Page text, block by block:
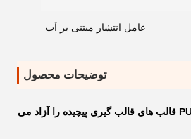
عامل انتشار مبتنی بر آب
توضیحات محصول
قالب های فوم پلی اورتان PU قالب های قالب گیری پیچیده را آزاد می